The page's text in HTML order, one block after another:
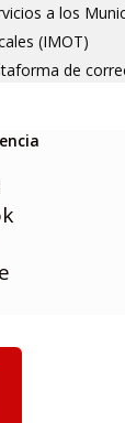
a los
(IMOT)
de